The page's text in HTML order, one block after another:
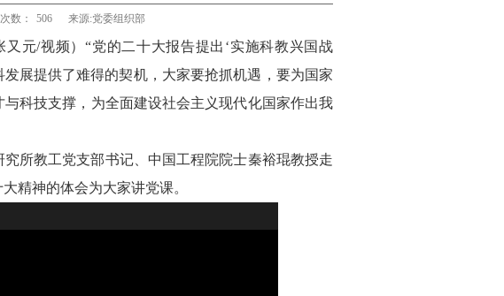
数： 506 来源:党委组织部
元/视频）“党的二十大报告提出‘实施科教兴国战
展提供了难得的契机，大家要抢抓机遇，要为国家
科技支撑，为全面建设社会主义现代化国家作出我
所教工党支部书记、中国工程院院士秦裕琨教授走
精神的体会为大家讲党课。